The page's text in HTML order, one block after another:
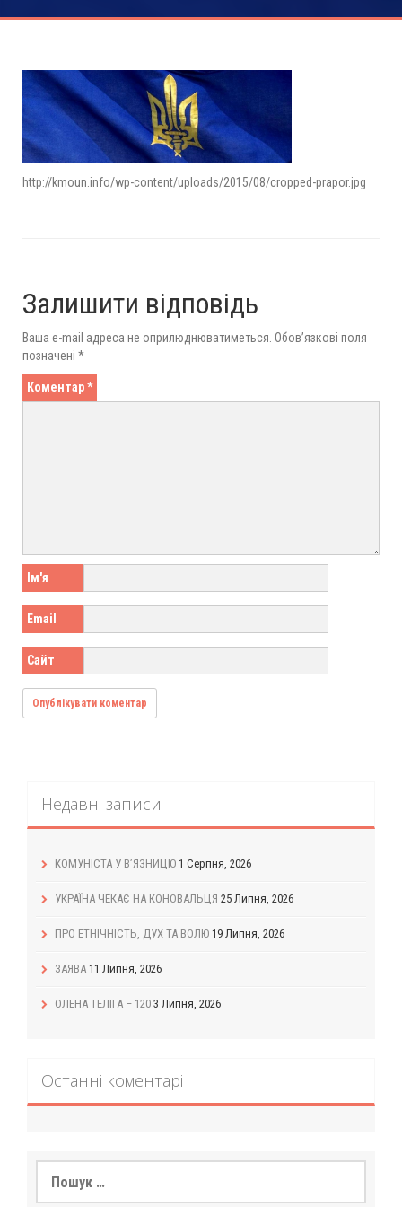
http://kmoun.info/wp-content/uploads/2015/08/cropped-prapor.jpg
Залишити відповідь
Ваша e-mail адреса не оприлюднюватиметься. Обов’язкові поля
позначені *
Коментар*
Ім'я
Email
Сайт
Недавні записи
КОМУНІСТА У В’ЯЗНИЦЮ 1 Серпня, 2026
УКРАЇНА ЧЕКАЄ НА КОНОВАЛЬЦЯ 25 Липня, 2026
ПРО ЕТНІЧНІСТЬ, ДУХ ТА ВОЛЮ 19 Липня, 2026
ЗАЯВА 11 Липня, 2026
ОЛЕНА ТЕЛІГА – 120 3 Липня, 2026
Останні коментарі